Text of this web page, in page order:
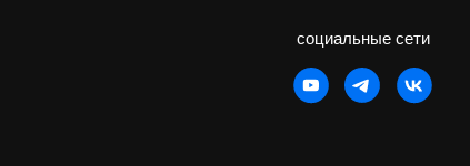
социальные сети